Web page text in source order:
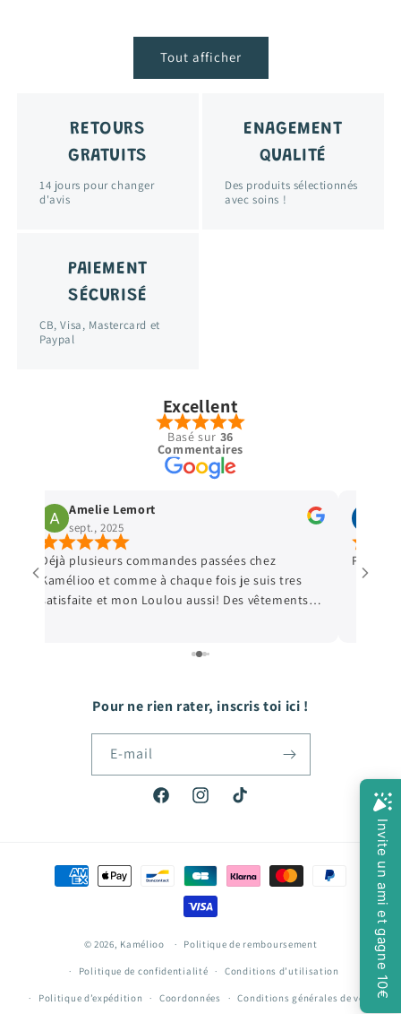
Tout afficher
RETOURS
GRATUITS
14 jours pour changer
d'avis
ENAGEMENT
QUALITÉ
Des produits sélectionnés
avec soins !
PAIEMENT
SÉCURISÉ
CB, Visa, Mastercard et
Paypal
Excellent
Basé sur 36
Commentaires
Amelie Lemort
sept., 2025
Déjà plusieurs commandes passées chez
Kamélioo et comme à chaque fois je suis tres
satisfaite et mon Loulou aussi! Des vêtements
vite! Hâte de passer ma prochaine commande!
Parfait
Pour ne rien rater, inscris toi ici !
E-mail
FacebookInstagramTikTok
Moyens
© 2026, Kamélioo Politique de remboursement
Politique de confidentialité Conditions d’utilisation
Politique d’expédition Coordonnées Conditions générales de vente